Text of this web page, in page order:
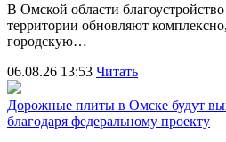
В Омской области
территории обновляют
городскую…
06.08.26 13:53 Читать
Дорожные плиты в Омске будут
благодаря федеральному проекту